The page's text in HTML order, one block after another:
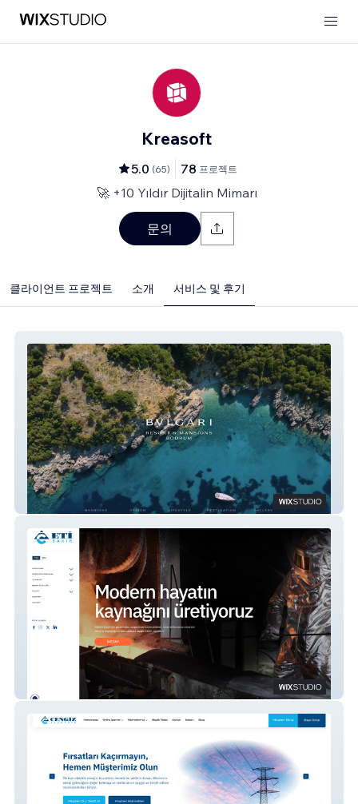
Kreasoft
5.0 (65) 78 프로젝트
🚀 +10 Yıldır Dijitalin Mimarı
문의
클라이언트 프로젝트 소개 서비스 및 후기
Bvlgari Mansions Bodrum